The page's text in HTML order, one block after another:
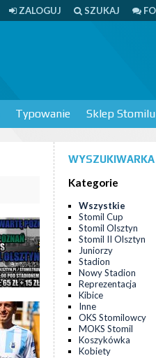
ZALOGUJ SZUKAJ
Typowanie Sklep Stomilu
Kategorie
Wszystkie
Stomil Cup
Stomil Olsztyn
Stomil II Olsztyn
Juniorzy
Stadion
Nowy Stadion
Reprezentacja
Kibice
Inne
OKS Stomilowcy
MOKS Stomil
Koszykówka
Kobiety